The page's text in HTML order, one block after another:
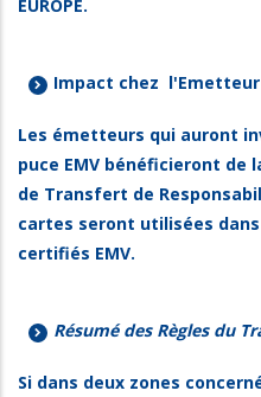
EUROPE.
Impact chez l'Emetteur
Les émetteurs qui auront
puce EMV bénéficieront de
de Transfert de
cartes seront utilisées
certifiés EMV.
Résumé des Règles du
Si dans deux zones